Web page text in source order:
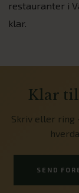
restauranter i
klar.
Klar til
Skriv eller ring
SEND